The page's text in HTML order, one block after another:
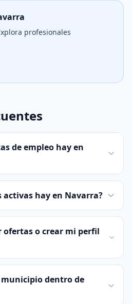
profesionales
de empleo hay en
activas hay en Navarra?
ofertas o crear mi perfil
dentro de